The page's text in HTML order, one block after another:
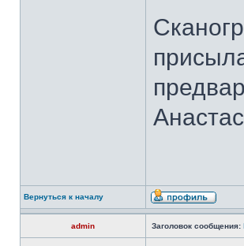
Вернуться к началу
admin Заголовок сообщения: